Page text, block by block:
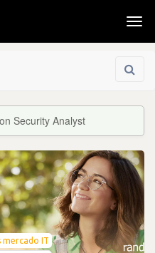
Security Analyst
mercado IT